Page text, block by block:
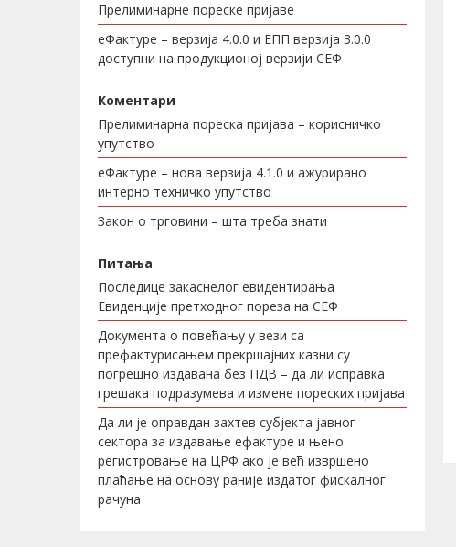
Прелиминарне пореске пријаве
еФактуре – верзија 4.0.0 и ЕПП верзија 3.0.0
доступни на продукционој верзији СЕФ
Коментари
Прелиминарна пореска пријава – корисничко
упутство
еФактуре – нова верзија 4.1.0 и ажурирано
интерно техничко упутство
Закон о трговини – шта треба знати
Питања
Последице закаснелог евидентирања
Евиденције претходног пореза на СЕФ
Документа о повећању у вези са
префактурисањем прекршајних казни су
погрешно издавана без ПДВ – да ли исправка
грешака подразумева и измене пореских пријава
Да ли је оправдан захтев субјекта јавног
сектора за издавање ефактуре и њено
регистровање на ЦРФ ако је већ извршено
плаћање на основу раније издатог фискалног
рачуна